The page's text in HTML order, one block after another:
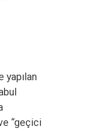
yapılan
“geçici